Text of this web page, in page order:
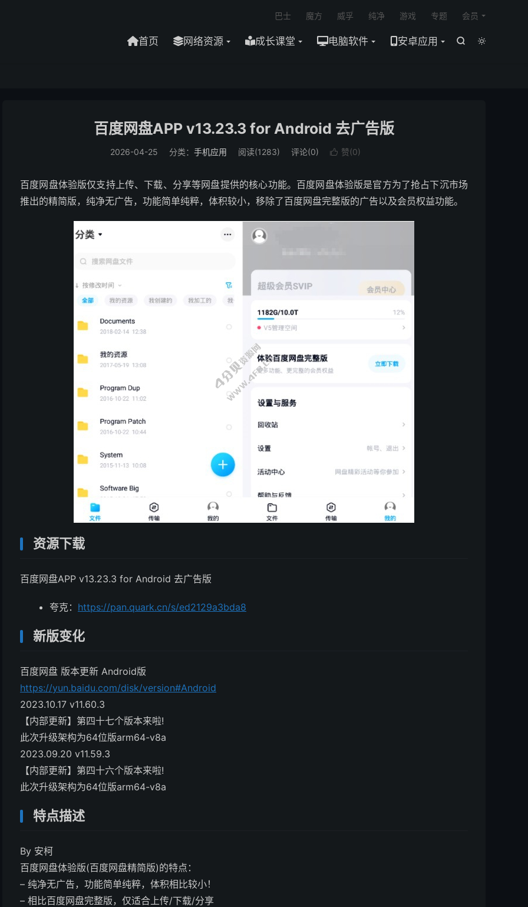


首页 网络资源 成长课堂 电脑软件 安卓应用
巴士 魔方 威孚 纯净 游戏 专题 会员
百度网盘APP v13.23.3 for Android 去广告版
2026-04-25 分类： 手机应用 阅读(1283) 评论(0)  赞(0)
百度网盘体验版仅支持上传、下载、分享等网盘提供的核心功能。百度网盘体验版是官方为了抢占下沉市场
推出的精简版，纯净无广告，功能简单纯粹，体积较小，移除了百度网盘完整版的广告以及会员权益功能。
资源下载
百度网盘APP v13.23.3 for Android 去广告版
夸克： https://pan.quark.cn/s/ed2129a3bda8
新版变化
百度网盘 版本更新 Android版
https://yun.baidu.com/disk/version#Android
2023.10.17 v11.60.3
【内部更新】第四十七个版本来啦!
此次升级架构为64位版arm64-v8a
2023.09.20 v11.59.3
【内部更新】第四十六个版本来啦!
此次升级架构为64位版arm64-v8a
特点描述
By 安柯
百度网盘体验版(百度网盘精简版)的特点：
– 纯净无广告，功能简单纯粹，体积相比较小！
– 相比百度网盘完整版，仅适合上传/下载/分享